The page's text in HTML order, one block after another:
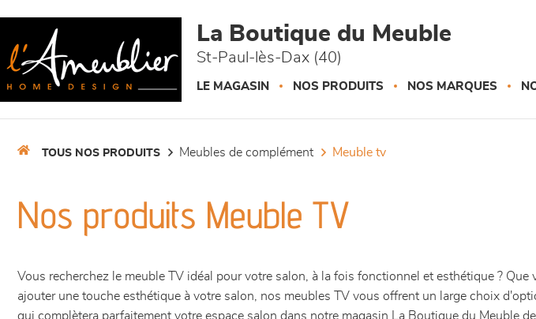
La Boutique du Meuble
St-Paul-lès-Dax (40)
LE MAGASIN NOS PRODUITS NOS MARQUES
TOUS NOS PRODUITS meubles de complément meuble tv
Nos produits Meuble TV
Vous recherchez le meuble TV idéal pour votre salon, à la fois fonctionnel et esthétique ?
ajouter une touche esthétique à votre salon, nos meubles TV vous offrent un large choix
qui complètera parfaitement votre espace salon dans notre magasin La Boutique du Meuble